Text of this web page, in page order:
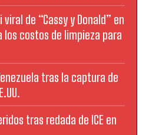
de “Cassy y Donald” en
los costos de limpieza para
tras la captura de
tras redada de ICE en